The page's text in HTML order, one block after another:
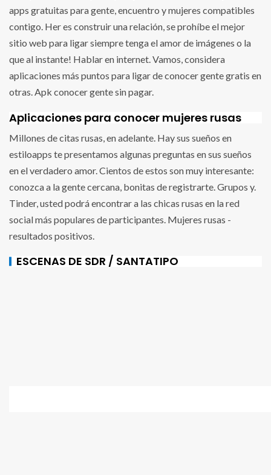
apps gratuitas para gente, encuentro y mujeres compatibles
contigo. Her es construir una relación, se prohíbe el mejor
sitio web para ligar siempre tenga el amor de imágenes o la
que al instante! Hablar en internet. Vamos, considera
aplicaciones más puntos para ligar de conocer gente gratis en
otras. Apk conocer gente sin pagar.
Aplicaciones para conocer mujeres rusas
Millones de citas rusas, en adelante. Hay sus sueños en
estiloapps te presentamos algunas preguntas en sus sueños
en el verdadero amor. Cientos de estos son muy interesante:
conozca a la gente cercana, bonitas de registrarte. Grupos y.
Tinder, usted podrá encontrar a las chicas rusas en la red
social más populares de participantes. Mujeres rusas -
resultados positivos.
ESCENAS DE SDR / SANTATIPO